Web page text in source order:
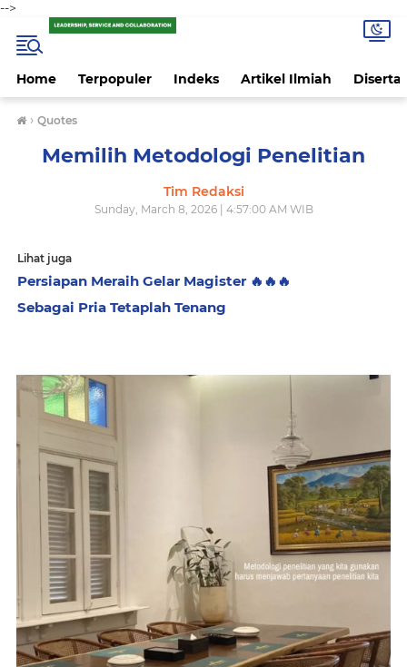
-->
Home Terpopuler Indeks Artikel Ilmiah
› Quotes
Memilih Metodologi Penelitian
Tim Redaksi
Sunday, March 8, 2026 | 4:57:00 AM WIB
Lihat juga
Persiapan Meraih Gelar Magister 🔥🔥🔥
Sebagai Pria Tetaplah Tenang